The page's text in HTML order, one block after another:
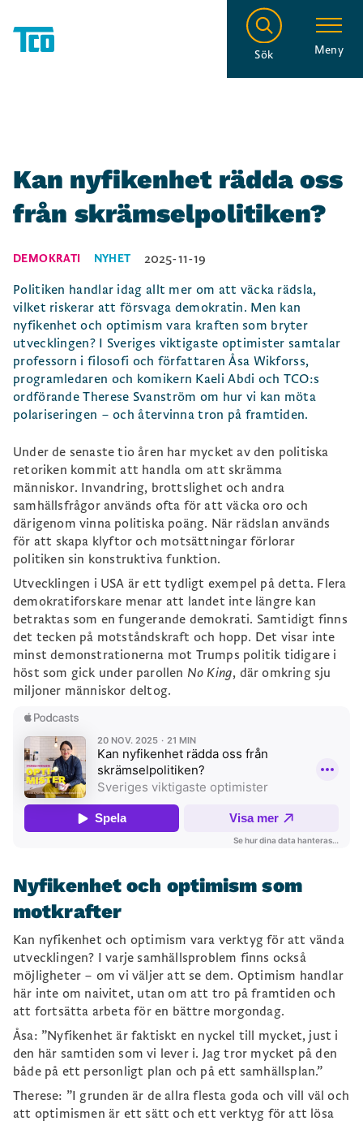
Sök Meny
Kan nyfikenhet rädda oss
från skrämselpolitiken?
DEMOKRATI NYHET
2025-11-19
Politiken handlar idag allt mer om att väcka rädsla,
vilket riskerar att försvaga demokratin. Men kan
nyfikenhet och optimism vara kraften som bryter
utvecklingen? I Sveriges viktigaste optimister samtalar
professorn i filosofi och författaren Åsa Wikforss,
programledaren och komikern Kaeli Abdi och TCO:s
ordförande Therese Svanström om hur vi kan möta
polariseringen – och återvinna tron på framtiden.
Under de senaste tio åren har mycket av den politiska
retoriken kommit att handla om att skrämma
människor. Invandring, brottslighet och andra
samhällsfrågor används ofta för att väcka oro och
därigenom vinna politiska poäng. När rädslan används
för att skapa klyftor och motsättningar förlorar
politiken sin konstruktiva funktion.
Utvecklingen i USA är ett tydligt exempel på detta. Flera
demokratiforskare menar att landet inte längre kan
betraktas som en fungerande demokrati. Samtidigt finns
det tecken på motståndskraft och hopp. Det visar inte
minst demonstrationerna mot Trumps politik tidigare i
höst som gick under parollen No King, där omkring sju
miljoner människor deltog.
Nyfikenhet och optimism som
motkrafter
Kan nyfikenhet och optimism vara verktyg för att vända
utvecklingen? I varje samhällsproblem finns också
möjligheter – om vi väljer att se dem. Optimism handlar
här inte om naivitet, utan om att tro på framtiden och
att fortsätta arbeta för en bättre morgondag.
Åsa: ”Nyfikenhet är faktiskt en nyckel till mycket, just i
den här samtiden som vi lever i. Jag tror mycket på den
både på ett personligt plan och på ett samhällsplan.”
Therese: ”I grunden är de allra flesta goda och vill väl och
att optimismen är ett sätt och ett verktyg för att lösa